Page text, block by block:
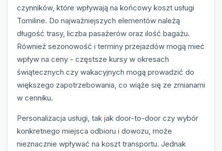
czynników, które wpływają na końcowy koszt usługi
Tomiline. Do najważniejszych elementów należą
długość trasy, liczba pasażerów oraz ilość bagażu.
Również sezonowość i terminy przejazdów mogą mieć
wpływ na ceny - częstsze kursy w okresach
świątecznych czy wakacyjnych mogą prowadzić do
większego zapotrzebowania, co wiąże się ze zmianami
w cenniku.
Personalizacja usługi, tak jak door-to-door czy wybór
konkretnego miejsca odbioru i dowozu, może
nieznacznie wpływać na koszt transportu. Jednak